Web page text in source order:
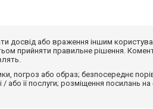
досвід або враження іншим
прийняти правильне рішення.
погроз або образ; безпосереднє
або її послуги; розміщення посилань